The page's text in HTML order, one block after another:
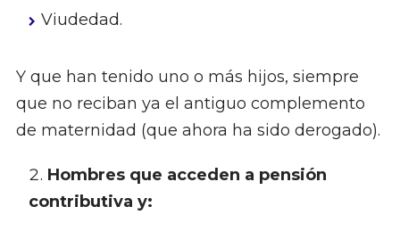
Viudedad.
Y que han tenido uno o más hijos, siempre
que no reciban ya el antiguo complemento
de maternidad (que ahora ha sido derogado).
Hombres que acceden a pensión
contributiva y: